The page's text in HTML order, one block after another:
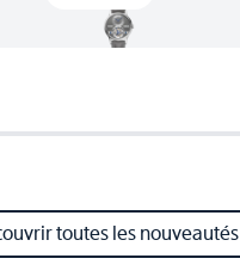
toutes les nouveautés